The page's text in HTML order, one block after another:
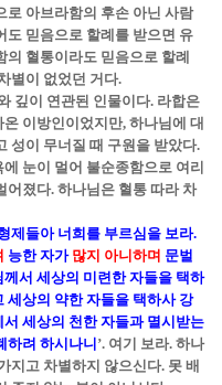
로 아브라함의 후손 아닌 사람
도 믿음으로 할례를 받으면 유
혈통이라도 믿음으로 할례
별이 없었던 거다.
깊이 연관된 인물이다. 라합은
이방인이었지만, 하나님에 대
성이 무너질 때 구원을 받았다.
눈이 멀어 불순종함으로 여리
어졌다. 하나님은 혈통 따라 차
제들아 너희를 부르심을 보라.
능한 자가 많지 아니하며 문벌
서 세상의 미련한 자들을 택하
세상의 약한 자들을 택하사 강
세상의 천한 자들과 멸시받는
하려 하시나니 ’. 여기 보라. 하나
지고 차별하지 않으신다. 못 배